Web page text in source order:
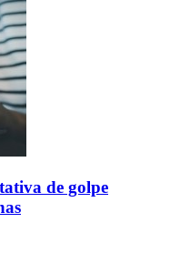
de golpe